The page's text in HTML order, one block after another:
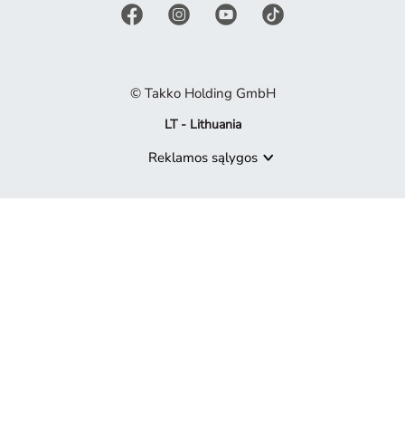
© Takko Holding GmbH
LT - Lithuania
Reklamos sąlygos